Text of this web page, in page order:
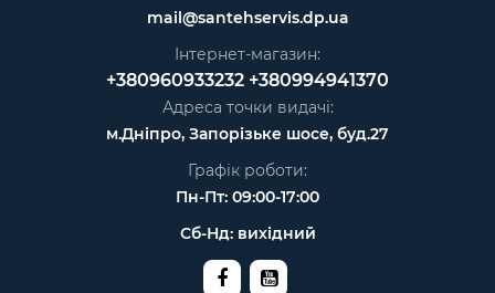
mail@santehservis.dp.ua
Інтернет-магазин:
+380960933232 +380994941370
Адреса точки видачі:
м.Дніпро, Запорізьке шосе, буд.27
Графік роботи:
Пн-Пт: 09:00-17:00
Сб-Нд: вихідний